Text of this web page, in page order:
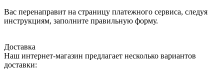
Вас перенаправит на страницу платежного сервиса, следуя
инструкциям, заполните правильную форму.
Доставка
Наш интернет-магазин предлагает несколько вариантов
доставки: